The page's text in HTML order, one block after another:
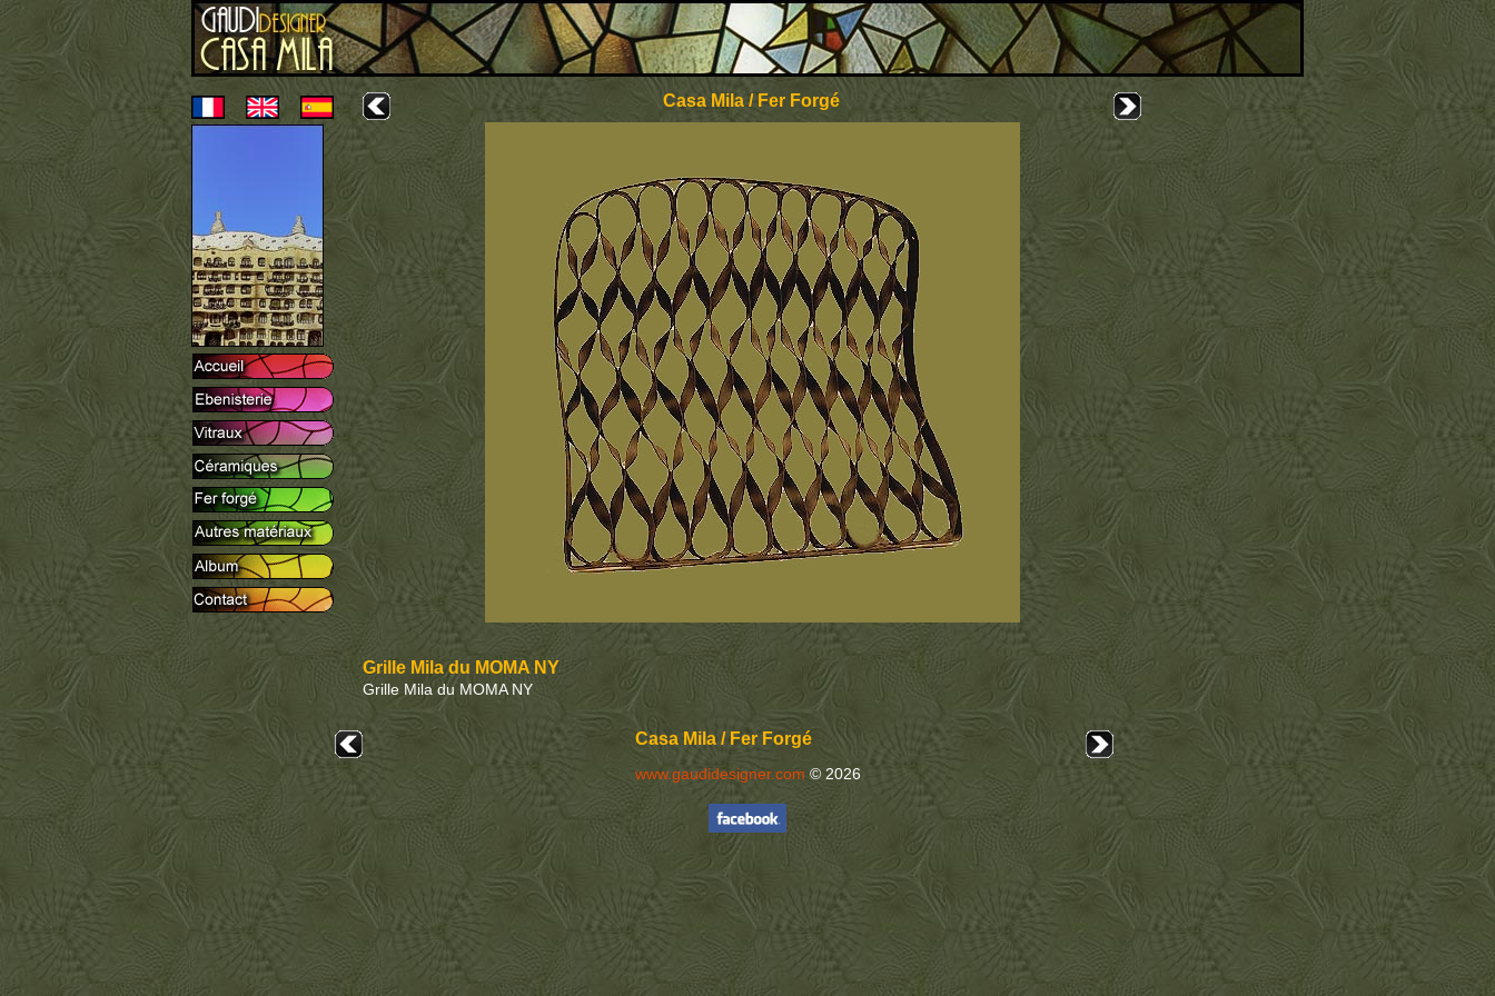
Casa Mila / Fer Forgé
Grille Mila du MOMA NY
Grille Mila du MOMA NY
Casa Mila / Fer Forgé
www.gaudidesigner.com © 2026